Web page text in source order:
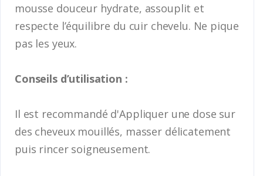
mousse douceur hydrate, assouplit et
respecte l’équilibre du cuir chevelu. Ne pique
pas les yeux.
Conseils d’utilisation :
Il est recommandé d'Appliquer une dose sur
des cheveux mouillés, masser délicatement
puis rincer soigneusement.